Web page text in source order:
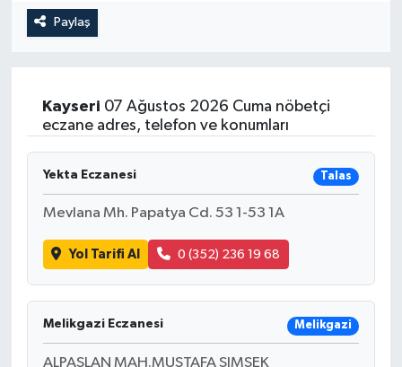
Paylaş
Kayseri 07 Ağustos 2026 Cuma nöbetçi
eczane adres, telefon ve konumları
Yekta Eczanesi Talas
Mevlana Mh. Papatya Cd. 53 1-53 1A
Yol Tarifi Al 0 (352) 236 19 68
Melikgazi Eczanesi Melikgazi
ALPASLAN MAH.MUSTAFA SIMSEK
Son Dakika Haberleri